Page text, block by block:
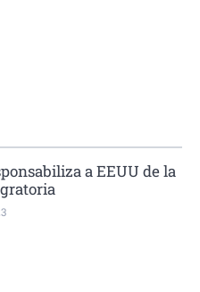
a EEUU de la